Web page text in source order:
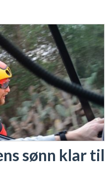
sønn klar til